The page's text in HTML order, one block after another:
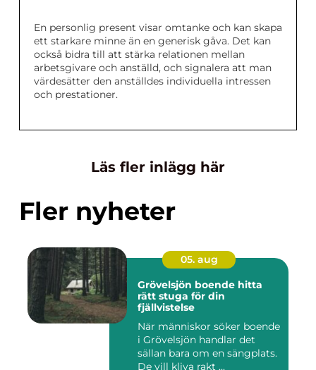
En personlig present visar omtanke och kan skapa
ett starkare minne än en generisk gåva. Det kan
också bidra till att stärka relationen mellan
arbetsgivare och anställd, och signalera att man
värdesätter den anställdes individuella intressen
och prestationer.
Läs fler inlägg här
Fler nyheter
05. aug
Grövelsjön boende hitta
rätt stuga för din
fjällvistelse
När människor söker boende
i Grövelsjön handlar det
sällan bara om en sängplats.
De vill kliva rakt ...